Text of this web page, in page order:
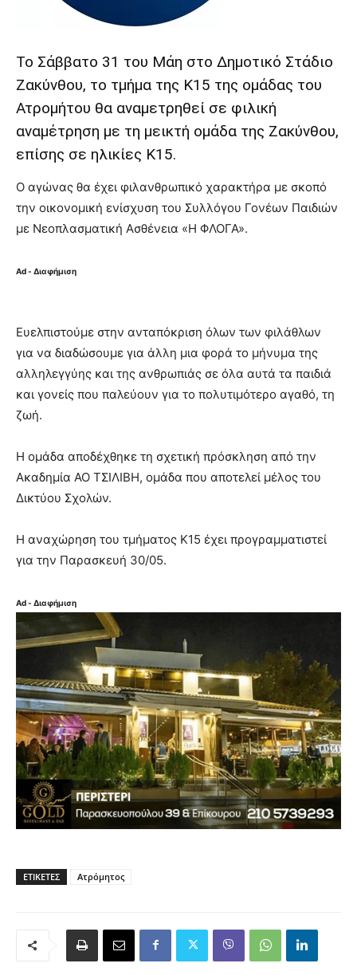
Το Σάββατο 31 του Μάη στο Δημοτικό Στάδιο
Ζακύνθου, το τμήμα της Κ15 της ομάδας του
Ατρομήτου θα αναμετρηθεί σε φιλική
αναμέτρηση με τη μεικτή ομάδα της Ζακύνθου,
επίσης σε ηλικίες Κ15.
Ο αγώνας θα έχει φιλανθρωπικό χαρακτήρα με σκοπό
την οικονομική ενίσχυση του Συλλόγου Γονέων Παιδιών
με Νεοπλασματική Ασθένεια «Η ΦΛΟΓΑ».
Ad - Διαφήμιση
Ευελπιστούμε στην ανταπόκριση όλων των φιλάθλων
για να διαδώσουμε για άλλη μια φορά το μήνυμα της
αλληλεγγύης και της ανθρωπιάς σε όλα αυτά τα παιδιά
και γονείς που παλεύουν για το πολυτιμότερο αγαθό, τη
ζωή.
Η ομάδα αποδέχθηκε τη σχετική πρόσκληση από την
Ακαδημία ΑΟ ΤΣΙΛΙΒΗ, ομάδα που αποτελεί μέλος του
Δικτύου Σχολών.
Η αναχώρηση του τμήματος Κ15 έχει προγραμματιστεί
για την Παρασκευή 30/05.
Ad - Διαφήμιση
ΕΤΙΚΈΤΕΣ Ατρόμητος